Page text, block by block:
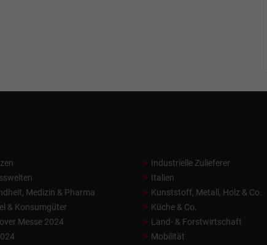
Medizin & Pharma
& Konsumgüter
Messe 2024
Industrielle Zulieferer
Italien
Kunststoff, Metall, Holz & Co.
Küche & Co.
Land- & Forstwirtschaft
Mobilität